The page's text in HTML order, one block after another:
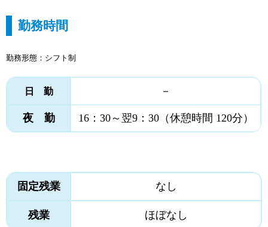
勤務時間
勤務形態：シフト制
日 勤 －
夜 勤 16：30～翌9：30（休憩時間 120分）
固定残業 なし
残業 ほぼなし